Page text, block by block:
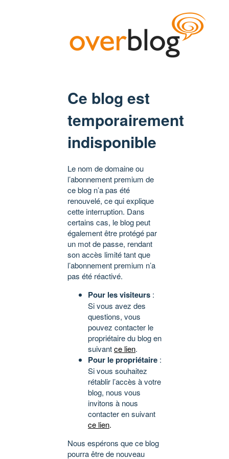
Ce blog est
temporairement
indisponible
Le nom de domaine ou
l’abonnement premium de
ce blog n’a pas été
renouvelé, ce qui explique
cette interruption. Dans
certains cas, le blog peut
également être protégé par
un mot de passe, rendant
son accès limité tant que
l’abonnement premium n’a
pas été réactivé.
Pour les visiteurs :
Si vous avez des
questions, vous
pouvez contacter le
propriétaire du blog en
suivantce lien.
Pour le propriétaire :
Si vous souhaitez
rétablir l’accès à votre
blog, nous vous
invitons à nous
contacter en suivant
ce lien.
Nous espérons que ce blog
pourra être de nouveau